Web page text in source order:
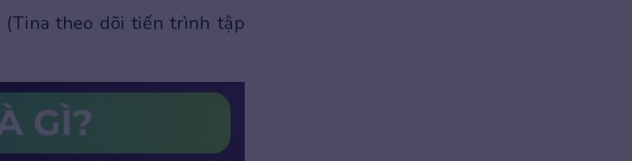
(Tina theo dõi tiến trình tập